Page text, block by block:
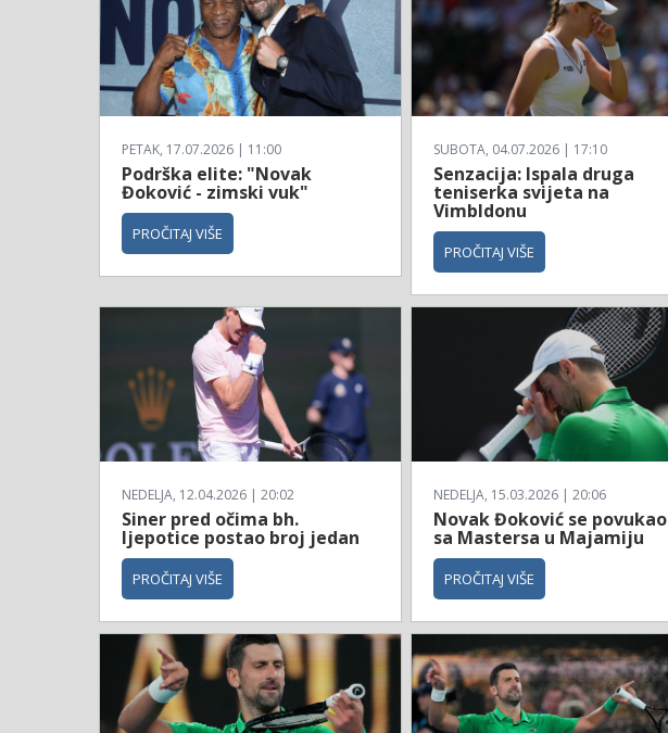
PETAK, 17.07.2026 | 11:00
Podrška elite: "Novak
Đoković - zimski vuk"
PROČITAJ VIŠE
SUBOTA, 04.07.2026 | 17:10
Senzacija: Ispala druga
teniserka svijeta na
Vimbldonu
PROČITAJ VIŠE
NEDELJA, 12.04.2026 | 20:02
Siner pred očima bh.
ljepotice postao broj jedan
PROČITAJ VIŠE
NEDELJA, 15.03.2026 | 20:06
Novak Đoković se povukao
sa Mastersa u Majamiju
PROČITAJ VIŠE